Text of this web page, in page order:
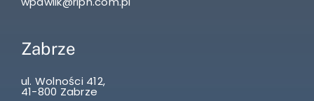
Zabrze
ul. Wolności 412,
41-800 Zabrze